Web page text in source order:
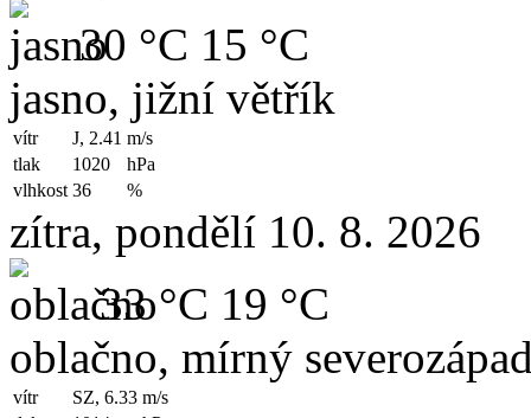
30 °C 15 °C
jasno, jižní větřík
vítr J, 2.41 m/s
tlak
1020
hPa
vlhkost 36 %
zítra, pondělí 10. 8. 2026
33 °C 19 °C
oblačno, mírný
vítr SZ, 6.33 m/s